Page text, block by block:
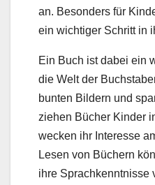
an. Besonders für
ein wichtiger Schritt in
Ein Buch ist dabei ein
die Welt der
bunten Bildern und
ziehen Bücher Kinder
wecken ihr Interesse
Lesen von Büchern
ihre Sprachkenntnisse